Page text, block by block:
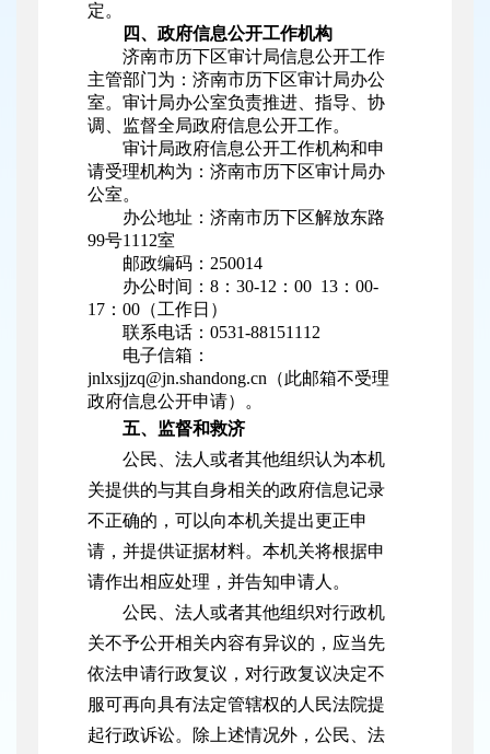
定。
四、政府信息公开工作机构
济南市历下区审计局信息公开工作
主管部门为：济南市历下区审计局办公
室。审计局办公室负责推进、指导、协
调、监督全局政府信息公开工作。
审计局政府信息公开工作机构和申
请受理机构为：济南市历下区审计局办
公室。
办公地址：济南市历下区解放东路
99号1112室
邮政编码：250014
办公时间：8：30-12：00 13：00-
17：00（工作日）
联系电话：0531-88151112
电子信箱：
jnlxsjjzq@jn.shandong.cn（此邮箱不受理
政府信息公开申请）。
五、监督和救济
公民、法人或者其他组织认为本机
关提供的与其自身相关的政府信息记录
不正确的，可以向本机关提出更正申
请，并提供证据材料。本机关将根据申
请作出相应处理，并告知申请人。
公民、法人或者其他组织对行政机
关不予公开相关内容有异议的，应当先
依法申请行政复议，对行政复议决定不
服可再向具有法定管辖权的人民法院提
起行政诉讼。除上述情况外，公民、法